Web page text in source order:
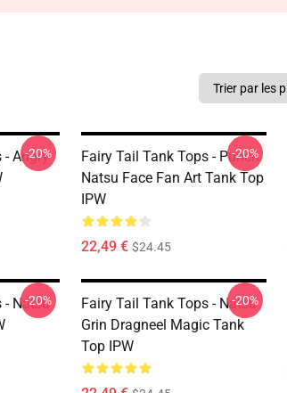
- Angry
-20%
Fairy Tail Tank Tops - Punch
Natsu Face Fan Art Tank Top
IPW
22,49 € $24.45
-20%
- Natsu
-20%
Fairy Tail Tank Tops - Natsu
Grin Dragneel Magic Tank
Top IPW
-20%